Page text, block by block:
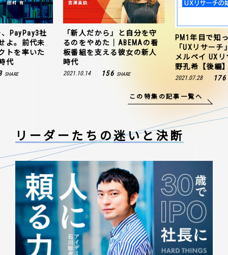
PayPay3社
よ。前代未
トを率いた
代
SHARE
「新人だから」と自分を守
るのをやめた｜ABEMAの看
板番組を支える彼女の新人
時代
2021.10.14 156 SHARE
PM1年目で知
「UXリサー
メルペイ UX
野孔希【後編
2021.07.28 176
この特集の記事一覧へ
リーダーたちの迷いと決断